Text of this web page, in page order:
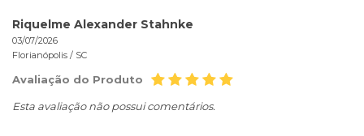
Riquelme Alexander Stahnke
03/07/2026
Florianópolis / SC
Avaliação do Produto
Esta avaliação não possui comentários.